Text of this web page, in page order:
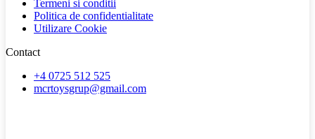
Termeni si conditii
Politica de confidentialitate
Utilizare Cookie
Contact
+4 0725 512 525
mcrtoysgrup@gmail.com